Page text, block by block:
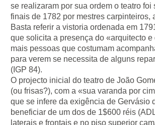
se realizaram por sua ordem o teatro
finais de 1782 por mestres carpinteiros,
Basta referir a vistoria ordenada em
que solicita a presença do «arquitecto
mais pessoas que costumam
para verem se necessita de alguns
(IGP 84).
O projecto inicial do teatro de João
(ou frisas?), com a «sua varanda por
que se infere da exigência de Gervásio
beneficiar de um dos de 1$600 réis
laterais e frontais e no piso superior